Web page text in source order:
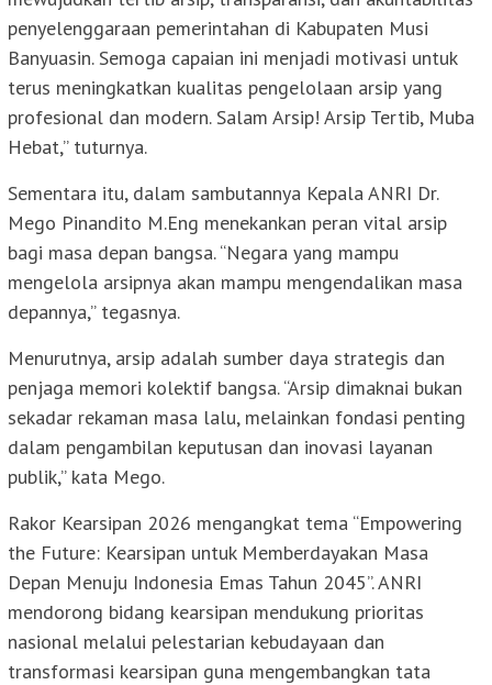
penyelenggaraan pemerintahan di Kabupaten Musi
Banyuasin. Semoga capaian ini menjadi motivasi untuk
terus meningkatkan kualitas pengelolaan arsip yang
profesional dan modern. Salam Arsip! Arsip Tertib, Muba
Hebat,” tuturnya.
Sementara itu, dalam sambutannya Kepala ANRI Dr.
Mego Pinandito M.Eng menekankan peran vital arsip
bagi masa depan bangsa. “Negara yang mampu
mengelola arsipnya akan mampu mengendalikan masa
depannya,” tegasnya.
Menurutnya, arsip adalah sumber daya strategis dan
penjaga memori kolektif bangsa. “Arsip dimaknai bukan
sekadar rekaman masa lalu, melainkan fondasi penting
dalam pengambilan keputusan dan inovasi layanan
publik,” kata Mego.
Rakor Kearsipan 2026 mengangkat tema “Empowering
the Future: Kearsipan untuk Memberdayakan Masa
Depan Menuju Indonesia Emas Tahun 2045”. ANRI
mendorong bidang kearsipan mendukung prioritas
nasional melalui pelestarian kebudayaan dan
transformasi kearsipan guna mengembangkan tata